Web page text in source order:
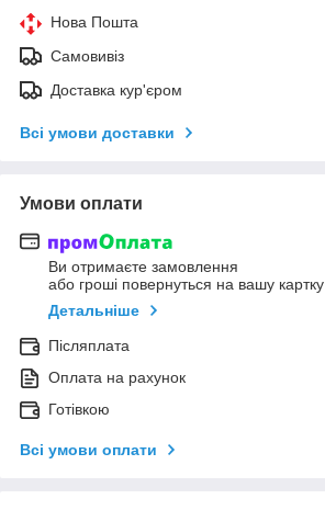
Нова Пошта
Самовивіз
Доставка кур'єром
Всі умови доставки
Умови оплати
Ви отримаєте замовлення
або гроші повернуться на вашу картку
Детальніше
Післяплата
Оплата на рахунок
Готівкою
Всі умови оплати